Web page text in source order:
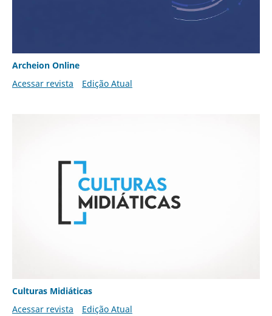
Archeion Online
Acessar revista
Edição Atual
Culturas Midiáticas
Acessar revista
Edição Atual